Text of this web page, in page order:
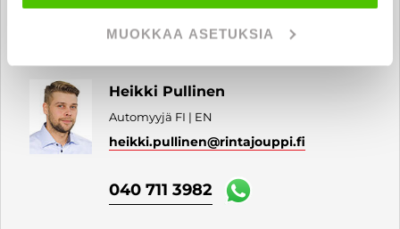
MUOKKAA ASETUKSIA
Heikki Pullinen
Automyyjä FI | EN
heikki.pullinen@rintajouppi.fi
040 711 3982